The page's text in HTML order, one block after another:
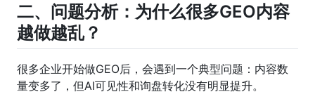
二、问题分析：为什么很多GEO内容
越做越乱？
很多企业开始做GEO后，会遇到一个典型问题：内容数
量变多了，但AI可见性和询盘转化没有明显提升。